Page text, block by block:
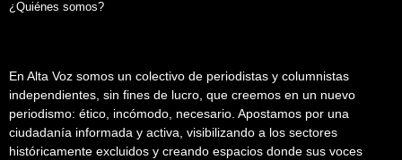
¿Quiénes somos?
En Alta Voz somos un colectivo de periodistas y columnistas
independientes, sin fines de lucro, que creemos en un nuevo
periodismo: ético, incómodo, necesario. Apostamos por una
ciudadanía informada y activa, visibilizando a los sectores
históricamente excluidos y creando espacios donde sus voces